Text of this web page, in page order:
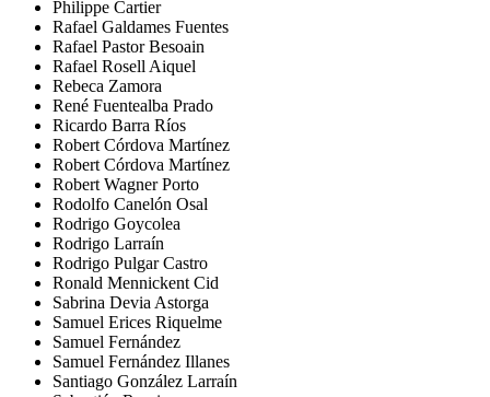
Philippe Cartier
Rafael Galdames Fuentes
Rafael Pastor Besoain
Rafael Rosell Aiquel
Rebeca Zamora
René Fuentealba Prado
Ricardo Barra Ríos
Robert Córdova Martínez
Robert Córdova Martínez
Robert Wagner Porto
Rodolfo Canelón Osal
Rodrigo Goycolea
Rodrigo Larraín
Rodrigo Pulgar Castro
Ronald Mennickent Cid
Sabrina Devia Astorga
Samuel Erices Riquelme
Samuel Fernández
Samuel Fernández Illanes
Santiago González Larraín